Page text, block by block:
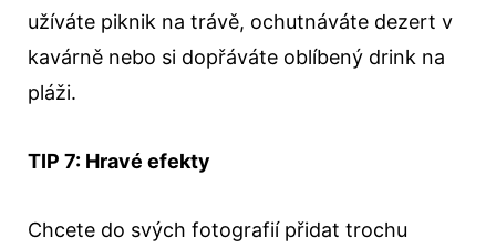
užíváte piknik na trávě, ochutnáváte dezert v
kavárně nebo si dopřáváte oblíbený drink na
pláži.
TIP 7: Hravé efekty
Chcete do svých fotografií přidat trochu